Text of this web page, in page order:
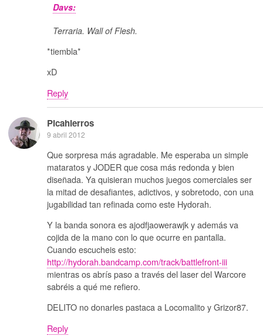
Davs:
Terraria. Wall of Flesh.
*tiembla*
xD
Reply
Picahierros
9 abril 2012
Que sorpresa más agradable. Me esperaba un simple
mataratos y JODER que cosa más redonda y bien
diseñada. Ya quisieran muchos juegos comerciales ser
la mitad de desafiantes, adictivos, y sobretodo, con una
jugabilidad tan refinada como este Hydorah.
Y la banda sonora es ajodfjaowerawjk y además va
cojida de la mano con lo que ocurre en pantalla.
Cuando escucheis esto:
http://hydorah.bandcamp.com/track/battlefront-iii
mientras os abrís paso a través del laser del Warcore
sabréis a qué me refiero.
DELITO no donarles pastaca a Locomalito y Grizor87.
Reply